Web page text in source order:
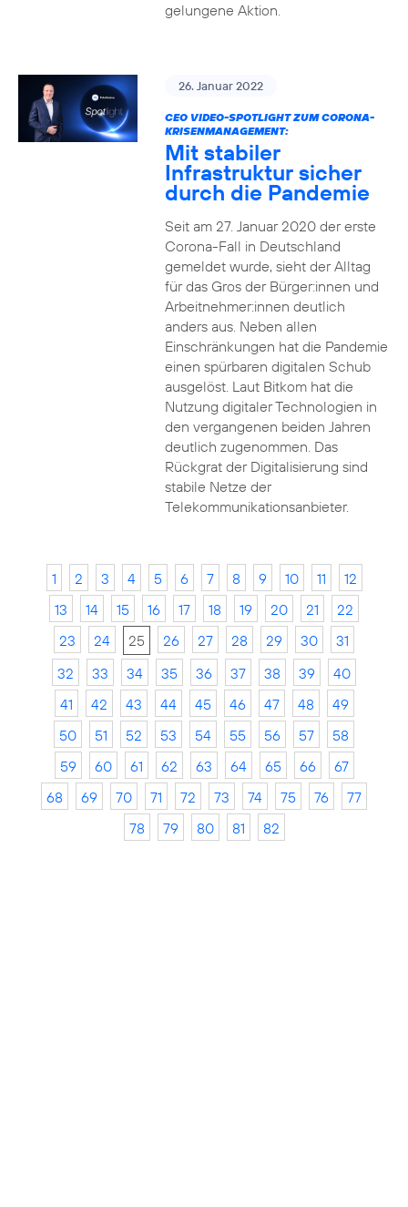
gelungene Aktion.
26. Januar 2022
CEO VIDEO-SPOTLIGHT ZUM CORONA-
KRISENMANAGEMENT:
Mit stabiler
Infrastruktur sicher
durch die Pandemie
Seit am 27. Januar 2020 der erste
Corona-Fall in Deutschland
gemeldet wurde, sieht der Alltag
für das Gros der Bürger:innen und
Arbeitnehmer:innen deutlich
anders aus. Neben allen
Einschränkungen hat die Pandemie
einen spürbaren digitalen Schub
ausgelöst. Laut Bitkom hat die
Nutzung digitaler Technologien in
den vergangenen beiden Jahren
deutlich zugenommen. Das
Rückgrat der Digitalisierung sind
stabile Netze der
Telekommunikationsanbieter.
1 2 3 4 5 6 7 8 9 10 11
12
13
14 15 16 17 18 19 20 21
22
23
24 25 26 27 28 29 30
31
32
33 34 35 36 37 38 39
40
41
42 43 44 45 46 47 48
49
50
51 52 53 54 55 56 57
58
59
60 61 62 63 64 65 66
67
68
69 70 71 72 73 74 75 76
77
78
79 80 81 82